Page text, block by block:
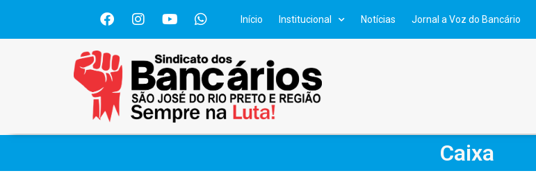
Início Institucional Notícias Jornal a Voz do Bancário
Caixa